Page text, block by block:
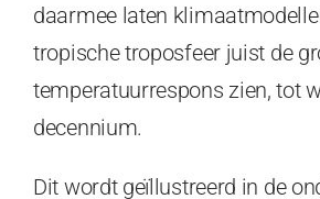
daarmee laten
tropische troposfeer juist de
temperatuurrespons zien, tot
decennium.
Dit wordt geïllustreerd in de